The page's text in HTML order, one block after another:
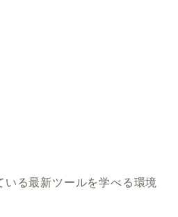
いる最新ツールを学べる環境